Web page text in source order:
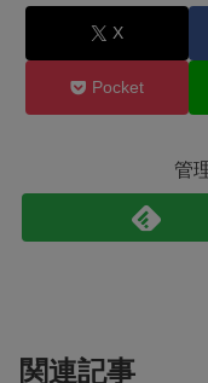
X
Pocket
管
関連記事